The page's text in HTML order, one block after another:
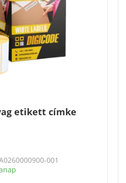
etikett címke
001